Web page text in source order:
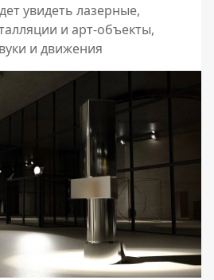
увидеть лазерные,
и арт-объекты,
и движения